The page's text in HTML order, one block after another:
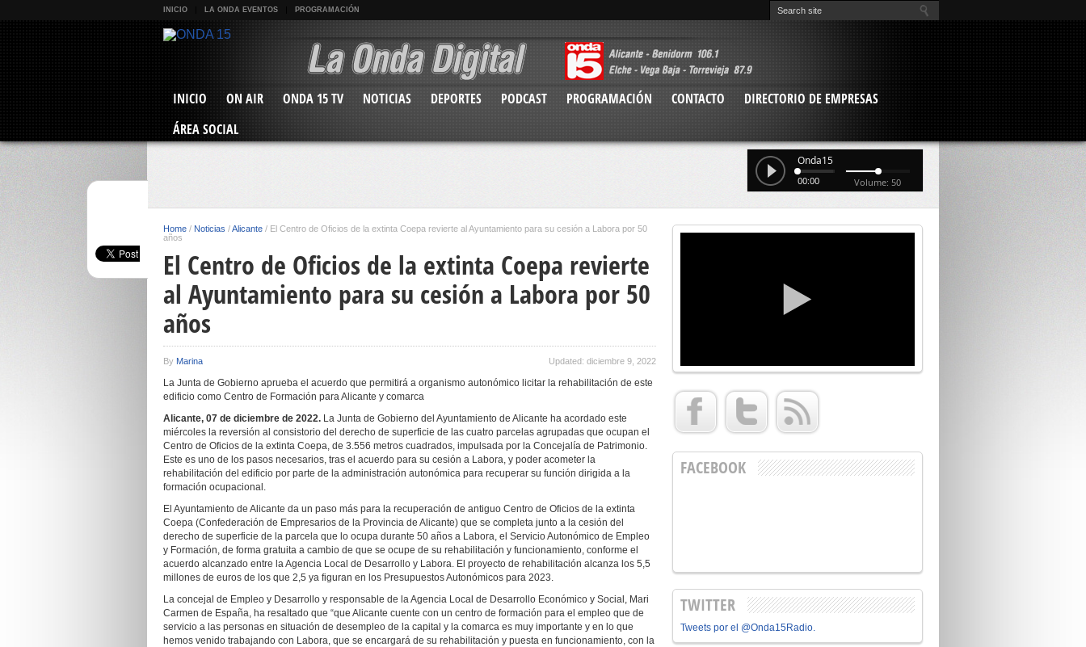
INICIO LA ONDA EVENTOS PROGRAMACIÓN
INICIO ON AIR ONDA 15 TV NOTICIAS DEPORTES PODCAST PROGRAMACIÓN CONTACTO
DIRECTORIO DE EMPRESAS
ÁREA SOCIAL
Onda15
00:00 Volume: 50
Home / Noticias /Alicante / El Centro de Oficios de la extinta Coepa revierte al Ayuntamiento para su cesión a Labora por 50
años
El Centro de Oficios de la extinta Coepa revierte
al Ayuntamiento para su cesión a Labora por 50
años
By Marina Updated: diciembre 9, 2022
La Junta de Gobierno aprueba el acuerdo que permitirá a organismo autonómico licitar la rehabilitación de este
edificio como Centro de Formación para Alicante y comarca
Alicante, 07 de diciembre de 2022. La Junta de Gobierno del Ayuntamiento de Alicante ha acordado este
miércoles la reversión al consistorio del derecho de superficie de las cuatro parcelas agrupadas que ocupan el
Centro de Oficios de la extinta Coepa, de 3.556 metros cuadrados, impulsada por la Concejalía de Patrimonio.
Este es uno de los pasos necesarios, tras el acuerdo para su cesión a Labora, y poder acometer la
rehabilitación del edificio por parte de la administración autonómica para recuperar su función dirigida a la
formación ocupacional.
El Ayuntamiento de Alicante da un paso más para la recuperación de antiguo Centro de Oficios de la extinta
Coepa (Confederación de Empresarios de la Provincia de Alicante) que se completa junto a la cesión del
derecho de superficie de la parcela que lo ocupa durante 50 años a Labora, el Servicio Autonómico de Empleo
y Formación, de forma gratuita a cambio de que se ocupe de su rehabilitación y funcionamiento, conforme el
acuerdo alcanzado entre la Agencia Local de Desarrollo y Labora. El proyecto de rehabilitación alcanza los 5,5
millones de euros de los que 2,5 ya figuran en los Presupuestos Autonómicos para 2023.
La concejal de Empleo y Desarrollo y responsable de la Agencia Local de Desarrollo Económico y Social, Mari
Carmen de España, ha resaltado que “que Alicante cuente con un centro de formación para el empleo que de
servicio a las personas en situación de desempleo de la capital y la comarca es muy importante y en lo que
hemos venido trabajando con Labora, que se encargará de su rehabilitación y puesta en funcionamiento, con la
FACEBOOK
TWITTER
Tweets por el @Onda15Radio.